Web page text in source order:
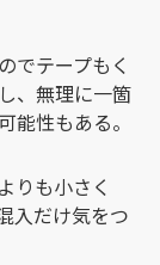
でテープもく
、無理に一箇
能性もある。
りも小さく
入だけ気をつ